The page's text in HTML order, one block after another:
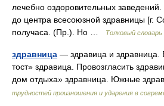
лечебно оздоровительных
до центра всесоюзной здравницы [г.
получаса. (Пр.). Но …
Толковый
здравница — здравица и здравница.
тост» здравица. Провозгласить
дом отдыха» здравница. Южные
трудностей произношения и ударения в